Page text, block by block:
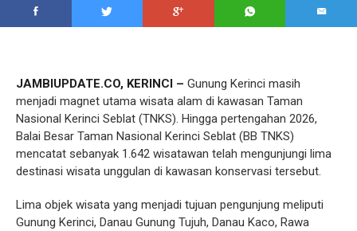
JAMBIUPDATE.CO, KERINCI – Gunung Kerinci masih
menjadi magnet utama wisata alam di kawasan Taman
Nasional Kerinci Seblat (TNKS). Hingga pertengahan 2026,
Balai Besar Taman Nasional Kerinci Seblat (BB TNKS)
mencatat sebanyak 1.642 wisatawan telah mengunjungi lima
destinasi wisata unggulan di kawasan konservasi tersebut.
Lima objek wisata yang menjadi tujuan pengunjung meliputi
Gunung Kerinci, Danau Gunung Tujuh, Danau Kaco, Rawa